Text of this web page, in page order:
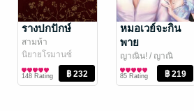
พิชญวดี/ พิชญวดี
พิชญธิดา
นิยายรัก
(Love 32 Unit)
Pinkprincess
นิยายรัก
313 Rating
รางปกปักษ์
สามห้า
นิยายโรมานซ์
148 Rating
หมอเวย์จะกิน
พาย
ญาณิน! / ญาณิ
น|Yanin
นิยายโรมานซ์
85 Rating